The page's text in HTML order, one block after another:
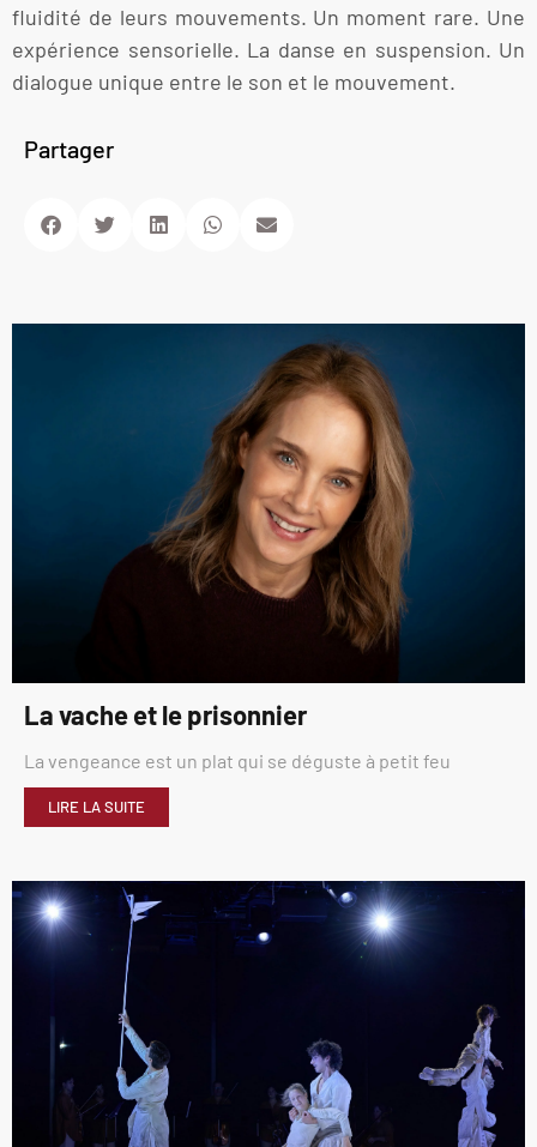
fluidité de leurs mouvements. Un moment rare. Une
expérience sensorielle. La danse en suspension. Un
dialogue unique entre le son et le mouvement.
Partager
La vache et le prisonnier
La vengeance est un plat qui se déguste à petit feu
LIRE LA SUITE